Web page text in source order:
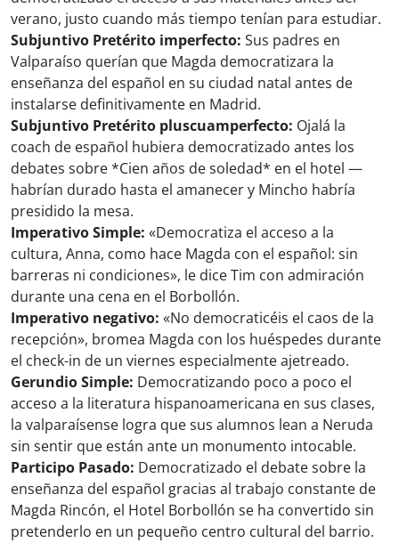
verano, justo cuando más tiempo tenían para estudiar.
Subjuntivo Pretérito imperfecto: Sus padres en
Valparaíso querían que Magda democratizara la
enseñanza del español en su ciudad natal antes de
instalarse definitivamente en Madrid.
Subjuntivo Pretérito pluscuamperfecto: Ojalá la
coach de español hubiera democratizado antes los
debates sobre *Cien años de soledad* en el hotel —
habrían durado hasta el amanecer y Mincho habría
presidido la mesa.
Imperativo Simple: «Democratiza el acceso a la
cultura, Anna, como hace Magda con el español: sin
barreras ni condiciones», le dice Tim con admiración
durante una cena en el Borbollón.
Imperativo negativo: «No democraticéis el caos de la
recepción», bromea Magda con los huéspedes durante
el check-in de un viernes especialmente ajetreado.
Gerundio Simple: Democratizando poco a poco el
acceso a la literatura hispanoamericana en sus clases,
la valparaísense logra que sus alumnos lean a Neruda
sin sentir que están ante un monumento intocable.
Participo Pasado: Democratizado el debate sobre la
enseñanza del español gracias al trabajo constante de
Magda Rincón, el Hotel Borbollón se ha convertido sin
pretenderlo en un pequeño centro cultural del barrio.